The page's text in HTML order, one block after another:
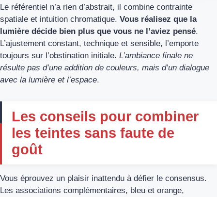
Le référentiel n’a rien d’abstrait, il combine contrainte
spatiale et intuition chromatique. Vous réalisez que la
lumière décide bien plus que vous ne l’aviez pensé.
L’ajustement constant, technique et sensible, l’emporte
toujours sur l’obstination initiale. L’ambiance finale ne
résulte pas d’une addition de couleurs, mais d’un dialogue
avec la lumière et l’espace.
Les conseils pour combiner
les teintes sans faute de
goût
Vous éprouvez un plaisir inattendu à défier le consensus.
Les associations complémentaires, bleu et orange,